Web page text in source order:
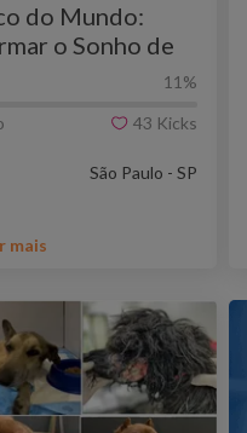
do Mundo:
o Sonho de
11 %
43 Kicks
São Paulo - SP
mais